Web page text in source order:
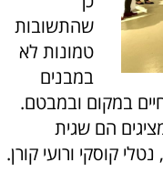
שהתשובות
טמונות לא
במבנים
במקום ובמבטם.
הם שגית
קוסקי ורועי קורן.